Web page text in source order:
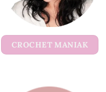
CROCHET MANIAK